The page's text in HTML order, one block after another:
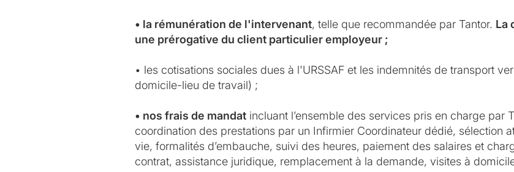
• la rémunération de l'intervenant, telle que recommandée par Tantor. La
une prérogative du client particulier employeur ;
• les cotisations sociales dues à l'URSSAF et les indemnités de transport
domicile-lieu de travail) ;
• nos frais de mandat incluant l’ensemble des services pris en charge par
coordination des prestations par un Infirmier Coordinateur dédié, sélection
vie, formalités d’embauche, suivi des heures, paiement des salaires et
contrat, assistance juridique, remplacement à la demande, visites à